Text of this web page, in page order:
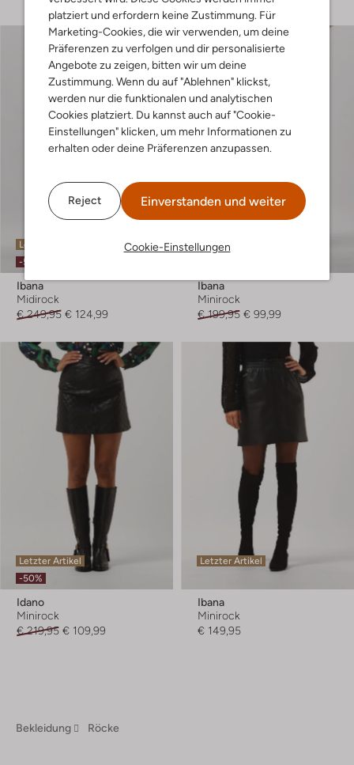
platziert und erfordern keine Zustimmung. Für
Marketing-Cookies, die wir verwenden, um deine
Präferenzen zu verfolgen und dir personalisierte
Angebote zu zeigen, bitten wir um deine
Zustimmung. Wenn du auf "Ablehnen" klickst,
werden nur die funktionalen und analytischen
Cookies platziert. Du kannst auch auf "Cookie-
Einstellungen" klicken, um mehr Informationen zu
erhalten oder deine Präferenzen anzupassen.
Reject Einverstanden und weiter
Cookie-Einstellungen
Letzter Artikel
-50%
Ibana
Midirock
€ 249,95 € 124,99
Letzter Artikel
Ibana
Minirock
€ 199,95 € 99,99
Letzter Artikel
-50%
Idano
Minirock
€ 219,95 € 109,99
Letzter Artikel
Ibana
Minirock
€ 149,95
Bekleidung Röcke